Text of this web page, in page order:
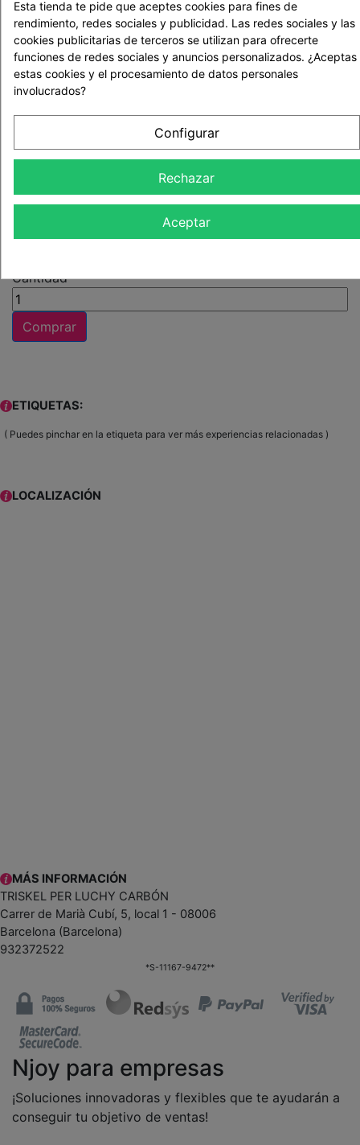
PERSONAS
1
INFORMACIÓN PRÁCTICA
Horario: - De lunes a viernes de 10.00h a 20.00h -
hasta 48h antes de tu cita.
Tras la compra en nuestra web recibirás en tu email un
con toda la información necesaria para
contactar con nuestro colaborador y disfrutar o
Cantidad
Comprar
ETIQUETAS:
( Puedes pinchar en la etiqueta para ver más experiencias relacionadas )
LOCALIZACIÓN
MÁS INFORMACIÓN
TRISKEL PER LUCHY CARBÓN
Carrer de Marià Cubí, 5, local 1 - 08006
Barcelona (Barcelona)
932372522
*S-11167-9472**
Njoy para empresas
¡Soluciones innovadoras y flexibles que te ayudarán a
conseguir tu objetivo de ventas!
Esta tienda te pide que aceptes cookies para fines de
rendimiento, redes sociales y publicidad. Las redes sociales y las
cookies publicitarias de terceros se utilizan para ofrecerte
funciones de redes sociales y anuncios personalizados. ¿Aceptas
estas cookies y el procesamiento de datos personales
involucrados?
Configurar
Rechazar
Aceptar